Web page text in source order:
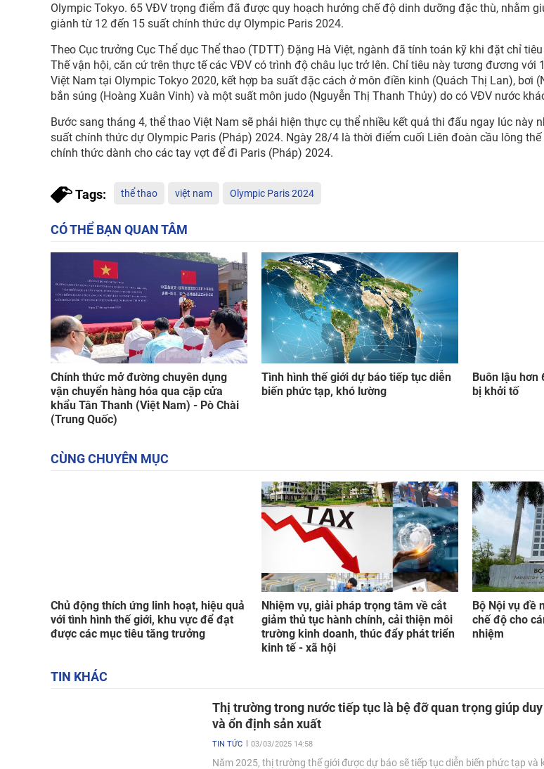
Olympic Tokyo. 65 VĐV trọng điểm đã được quy hoạch hưởng chế độ dinh dưỡng đặc thù, nhằm
giành từ 12 đến 15 suất chính thức dự Olympic Paris 2024.
Theo Cục trưởng Cục Thể dục Thể thao (TDTT) Đặng Hà Việt, ngành đã tính toán kỹ khi đặt chỉ
Thế vận hội, căn cứ trên thực tế các VĐV có trình độ châu lục trở lên. Chỉ tiêu này tương đương với
Việt Nam tại Olympic Tokyo 2020, kết hợp ba suất đặc cách ở môn điền kinh (Quách Thị Lan), bơi
bắn súng (Hoàng Xuân Vinh) và một suất môn judo (Nguyễn Thị Thanh Thủy) do có VĐV nước
Bước sang tháng 4, thể thao Việt Nam sẽ phải hiện thực cụ thể nhiều kết quả thi đấu ngay lúc này
suất chính thức dự Olympic Paris (Pháp) 2024. Ngày 28/4 là thời điểm cuối Liên đoàn cầu lông
chính thức dành cho các tay vợt để đi Paris (Pháp) 2024.
Tags: thể thao việt nam Olympic Paris 2024
CÓ THỂ BẠN QUAN TÂM
Chính thức mở đường chuyên dụng
vận chuyển hàng hóa qua cặp cửa
khẩu Tân Thanh (Việt Nam) - Pò Chài
(Trung Quốc)
Tình hình thế giới dự báo tiếp tục diễn
biến phức tạp, khó lường
Buôn lậu hơn
bị khởi tố
CÙNG CHUYÊN MỤC
Chủ động thích ứng linh hoạt, hiệu quả
với tình hình thế giới, khu vực để đạt
được các mục tiêu tăng trưởng
Nhiệm vụ, giải pháp trọng tâm về cắt
giảm thủ tục hành chính, cải thiện môi
trường kinh doanh, thúc đẩy phát triển
kinh tế - xã hội
Bộ Nội vụ đề
chế độ cho
nhiệm
TIN KHÁC
Thị trường trong nước tiếp tục là bệ đỡ quan trọng giúp
và ổn định sản xuất
TIN TỨC 03/03/2025 14:58
Năm 2025, thị trường thế giới được dự báo sẽ tiếp tục diễn biến phức tạp và